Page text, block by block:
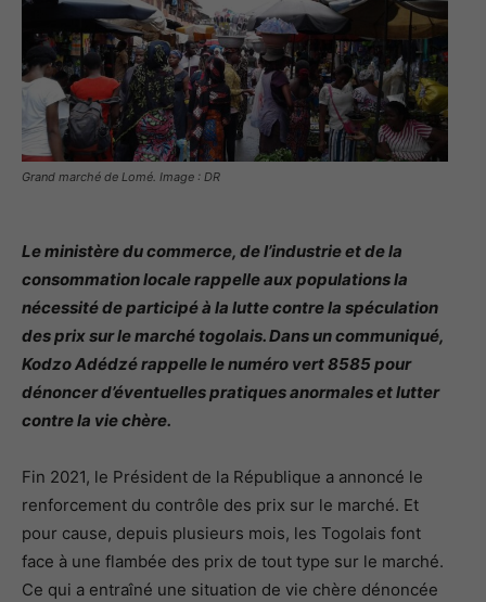
Grand marché de Lomé. Image : DR
Le ministère du commerce, de l’industrie et de la
consommation locale rappelle aux populations la
nécessité de participé à la lutte contre la spéculation
des prix sur le marché togolais. Dans un communiqué,
Kodzo Adédzé rappelle le numéro vert 8585 pour
dénoncer d’éventuelles pratiques anormales et lutter
contre la vie chère.
Fin 2021, le Président de la République a annoncé le
renforcement du contrôle des prix sur le marché. Et
pour cause, depuis plusieurs mois, les Togolais font
face à une flambée des prix de tout type sur le marché.
Ce qui a entraîné une situation de vie chère dénoncée